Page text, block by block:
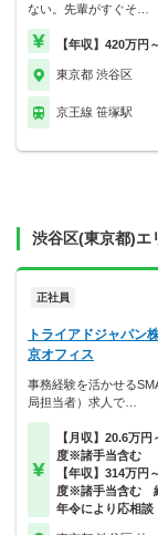
ない。先輩がすぐそ…
【年収】420万円
東京都 渋谷区
京王線 笹塚駅
渋谷区(東京都)エ
正社員
トライアドジャパ
京オフィス
事務経験を活かせる
局担当者）求人で…
【月収】20.6万
度※諸手当含む
【年収】314万円
度※諸手当含む
年令により応相談